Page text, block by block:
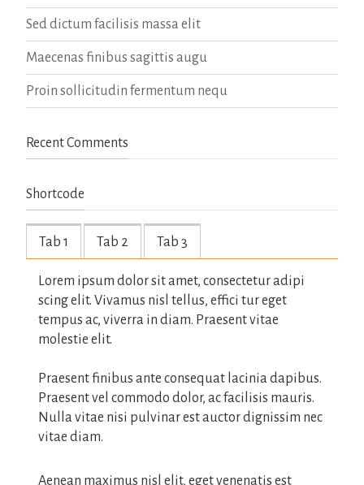
Sed dictum facilisis massa elit
Maecenas finibus sagittis augu
Proin sollicitudin fermentum nequ
Recent Comments
Shortcode
Tab 1 Tab 2 Tab 3
Lorem ipsum dolor sit amet, consectetur adipi
scing elit. Vivamus nisl tellus, effici tur eget
tempus ac, viverra in diam. Praesent vitae
molestie elit.
Praesent finibus ante consequat lacinia dapibus.
Praesent vel commodo dolor, ac facilisis mauris.
Nulla vitae nisi pulvinar est auctor dignissim nec
vitae diam.
Aenean maximus nisl elit, eget venenatis est